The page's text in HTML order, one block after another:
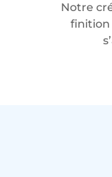
Notre
finition